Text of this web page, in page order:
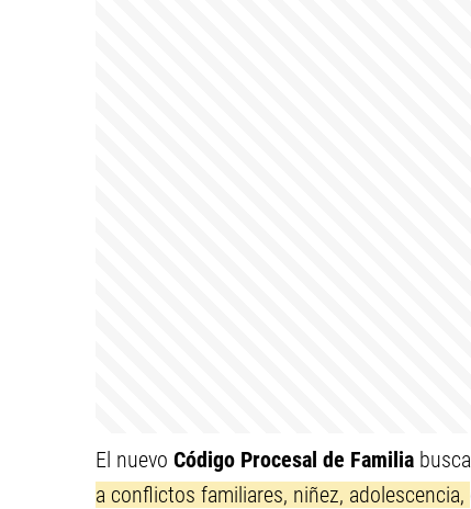
El nuevo Código Procesal de Familia
a conflictos familiares, niñez, adolescencia,